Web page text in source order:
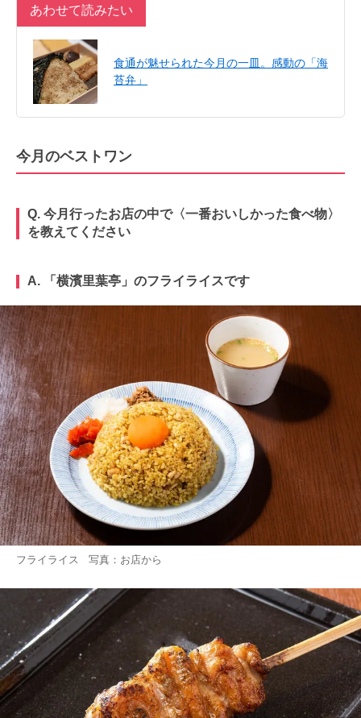
あわせて読みたい
食通が魅せられた今月の一皿。感動の「海
苔弁」
今月のベストワン
Q. 今月行ったお店の中で〈一番おいしかった食べ物〉
を教えてください
A. 「横濱里葉亭」のフライライスです
フライライス 写真：お店から